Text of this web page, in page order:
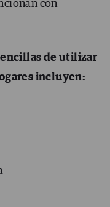
con
de utilizar
incluyen: